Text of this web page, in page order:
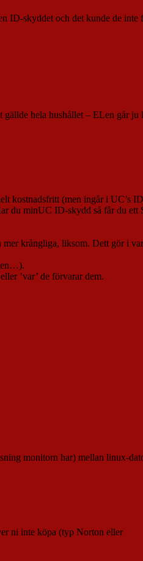
skyddet och det kunde de inte
gällde hela hushållet – ELen går
kostnadsfritt (men ingår i UC’s
du minUC ID-skydd så får du ett
mer krångliga, liksom. Dett gör i
’var’ de förvarar dem.
monitorn har) mellan linux-
ni inte köpa (typ Norton eller